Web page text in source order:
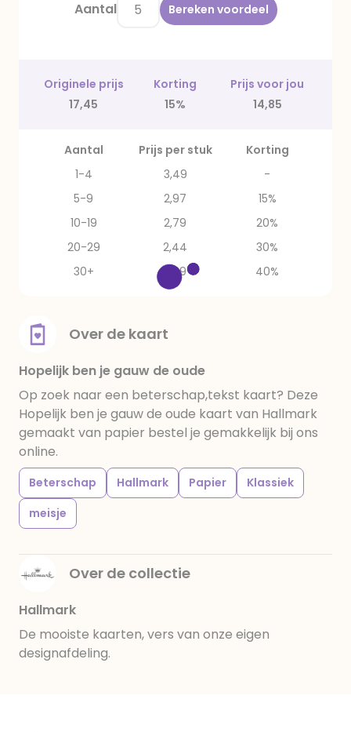
Aantal Bereken voordeel
Originele prijs Korting
Prijs voor jou
17,45
15% 14,85
Aantal Prijs per stuk
Korting
1-4
3,49
-
5-9
2,97
15%
10-19
2,79
20%
20-29
2,44
30%
30+
2,09 40%
Over de kaart
Hopelijk ben je gauw de oude
Op zoek naar een beterschap,tekst kaart? Deze
Hopelijk ben je gauw de oude kaart van Hallmark
gemaakt van papier bestel je gemakkelijk bij ons
online.
Beterschap Hallmark Papier
Klassiek
meisje
Over de collectie
Hallmark
De mooiste kaarten, vers van onze eigen
designafdeling.